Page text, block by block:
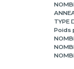
TYPE
Poids